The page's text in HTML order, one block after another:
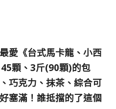
愛《台式馬卡龍、小西
顆、3斤(90顆)的包
巧克力、抹茶、綜合可
塞滿！誰抵擋的了這個